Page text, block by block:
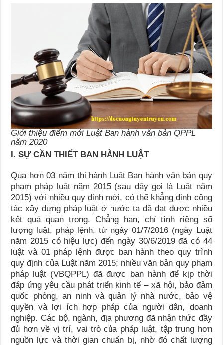
Giới thiệu điểm mới Luật Ban hành văn bản QPPL
năm 2020
I. SỰ CẦN THIẾT BAN HÀNH LUẬT
Qua hơn 03 năm thi hành Luật Ban hành văn bản quy
phạm pháp luật năm 2015 (sau đây gọi là Luật năm
2015) với nhiều quy định mới, có thể khẳng định công
tác xây dựng pháp luật ở nước ta đã đạt được nhiều
kết quả quan trọng. Chẳng hạn, chỉ tính riêng số
lượng luật, pháp lệnh, từ ngày 01/7/2016 (ngày Luật
năm 2015 có hiệu lực) đến ngày 30/6/2019 đã có 44
luật và 01 pháp lệnh được ban hành theo quy trình
quy định của Luật năm 2015; nhiều văn bản quy phạm
pháp luật (VBQPPL) đã được ban hành để kịp thời
đáp ứng yêu cầu phát triển kinh tế – xã hội, bảo đảm
quốc phòng, an ninh và quản lý nhà nước, bảo vệ
quyền và lợi ích hợp pháp của người dân, doanh
nghiệp. Các bộ, ngành, địa phương đã nhận thức đầy
đủ hơn về vị trí, vai trò của pháp luật, tập trung hơn
nguồn lực và thời gian chuẩn bị, nhờ đó chất lượng